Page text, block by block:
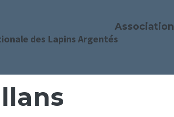
des Lapins Argentés
Association